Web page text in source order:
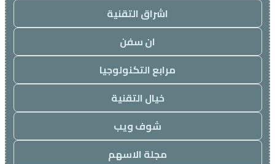
اشراق التقنية
ان سفن
مرابع التكنولوجيا
خيال التقنية
شوف ويب
مجلة الاسهم